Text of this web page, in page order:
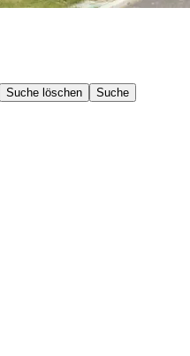
Suche löschen Suche